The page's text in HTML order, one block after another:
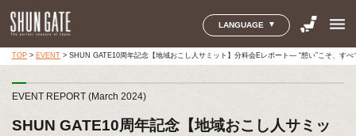
LANGUAGE menu
TOP> EVENT> SHUN GATE10周年記念【地域おこし人サミット】分科会Eレポート― “想い”こそ、す
EVENT REPORT (March 2024)
SHUN GATE10周年記念【地域おこし人サミッ